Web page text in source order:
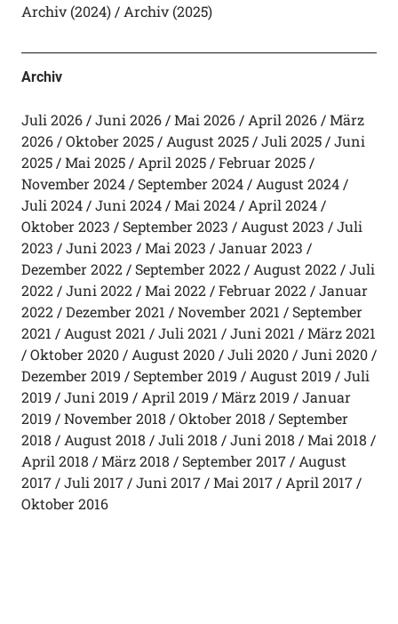
Archiv (2024)
Archiv (2025)
Archiv
Juli 2026 Juni 2026 Mai 2026 April 2026
März
2026
Oktober 2025 August 2025 Juli 2025
Juni
2025
Mai 2025 April 2025
Februar 2025
November 2024
September 2024
August 2024
Juli 2024
Juni 2024 Mai 2024
April 2024
Oktober 2023
September 2023 August 2023
Juli
2023
Juni 2023 Mai 2023
Januar 2023
Dezember 2022
September 2022 August 2022
Juli
2022
Juni 2022 Mai 2022 Februar 2022
Januar
2022
Dezember 2021 November 2021
September
2021
August 2021 Juli 2021 Juni 2021
März 2021
Oktober 2020
August 2020 Juli 2020
Juni 2020
Dezember 2019
September 2019 August 2019
Juli
2019
Juni 2019 April 2019 März 2019
Januar
2019
November 2018 Oktober 2018
September
2018
August 2018 Juli 2018 Juni 2018
Mai 2018
April 2018
März 2018 September 2017
August
2017
Juli 2017 Juni 2017 Mai 2017
April 2017
Oktober 2016